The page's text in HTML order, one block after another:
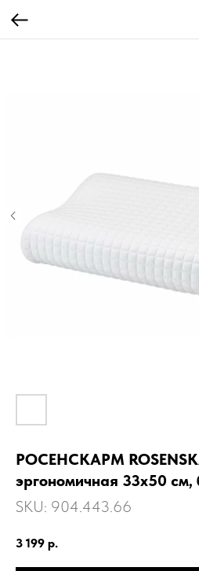
РОСЕНСКАРМ
эргономичная 33x50 см,
SKU: 904.443.66
3 199 р.